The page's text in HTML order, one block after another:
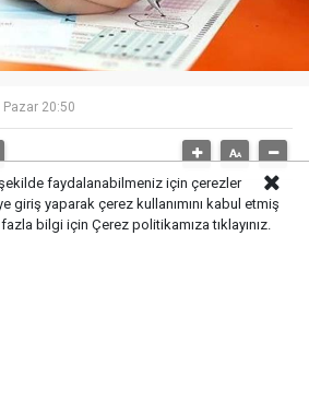
Pazar 20:50
faydalanabilmeniz için çerezler
giriş yaparak çerez kullanımını kabul etmiş
bilgi için Çerez politikamıza tıklayınız.